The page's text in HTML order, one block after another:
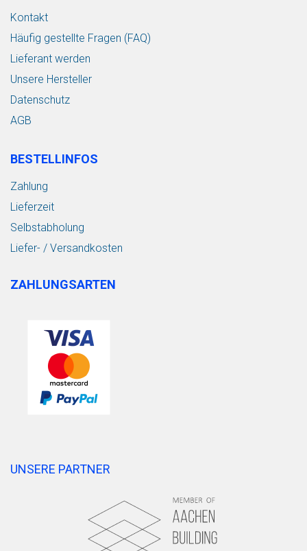
Kontakt
Häufig gestellte Fragen (FAQ)
Lieferant werden
Unsere Hersteller
Datenschutz
AGB
BESTELLINFOS
Zahlung
Lieferzeit
Selbstabholung
Liefer- / Versandkosten
ZAHLUNGSARTEN
UNSERE PARTNER